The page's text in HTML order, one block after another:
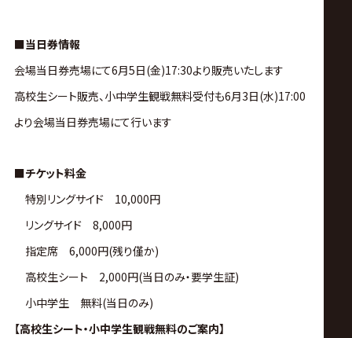
■当日券情報
会場当日券売場にて6月5日(金)17:30より販売いたします
高校生シート販売、小中学生観戦無料受付も6月3日(水)17:00
より会場当日券売場にて行います
■チケット料金
特別リングサイド 10,000円
リングサイド 8,000円
指定席 6,000円(残り僅か)
高校生シート 2,000円(当日のみ・要学生証)
小中学生 無料(当日のみ)
【高校生シート・小中学生観戦無料のご案内】